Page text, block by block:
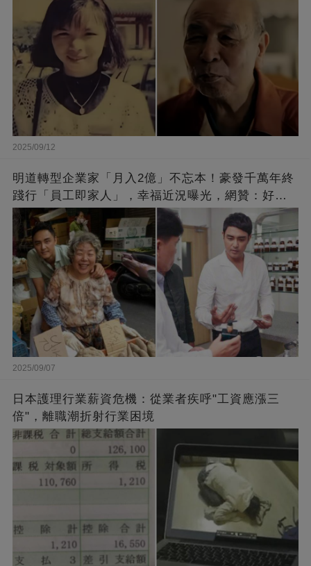
2025/09/12
明道轉型企業家「月入2億」不忘本！豪發千萬年終
踐行「員工即家人」，幸福近況曝光，網贊：好老
闆的福報
2025/09/07
日本護理行業薪資危機：從業者疾呼"工資應漲三
倍"，離職潮折射行業困境